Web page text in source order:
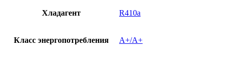
Хладагент R410a
Класс энергопотребления A+/A+